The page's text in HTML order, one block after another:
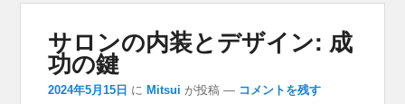
サロンの内装とデザイン: 成
功の鍵
2024年5月15日 に Mitsui が投稿 — コメントを残す